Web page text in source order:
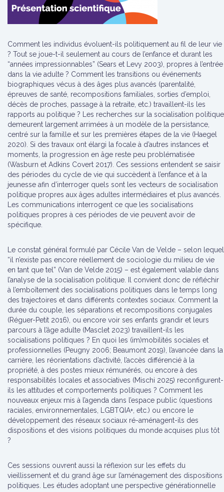
Comment les individus évoluent-ils politiquement au fil de leur vie
? Tout se joue-t-il seulement au cours de l’enfance et durant les
“années impressionnables” (Sears et Levy 2003), propres à l’entrée
dans la vie adulte ? Comment les transitions ou événements
biographiques vécus à des âges plus avancés (parentalité,
épreuves de santé, recompositions familiales, sorties d’emploi,
décès de proches, passage à la retraite, etc.) travaillent-ils les
rapports au politique ? Les recherches sur la socialisation politique
demeurent largement arrimées à un modèle de la persistance,
centré sur la famille et sur les premières étapes de la vie (Haegel
2020). Si des travaux ont élargi la focale à d’autres instances et
moments, la progression en âge reste peu problématisée
(Wasburn et Adkins Covert 2017). Ces sessions entendent se saisir
des périodes du cycle de vie qui succèdent à l’enfance et à la
jeunesse afin d’interroger quels sont les vecteurs de socialisation
politique propres aux âges adultes intermédiaires et plus avancés.
Les communications interrogent ce que les socialisations
politiques propres à ces périodes de vie peuvent avoir de
spécifique.
Le constat général formulé par Cécile Van de Velde – selon lequel
“il n’existe pas encore réellement de sociologie du milieu de vie
en tant que tel” (Van de Velde 2015) – est également valable dans
l’analyse de la socialisation politique. Il convient donc de réfléchir
à l’emboîtement des socialisations politiques dans le temps long
des trajectoires et dans différents contextes sociaux. Comment la
durée du couple, les séparations et recompositions conjugales
(Réguer-Petit 2016), ou encore voir ses enfants grandir et leurs
parcours à l’âge adulte (Masclet 2023) travaillent-ils les
socialisations politiques ? En quoi les (im)mobilités sociales et
professionnelles (Peugny 2006; Beaumont 2019), l’avancée dans la
carrière, les réorientations d’activité, l’accès différencié à la
propriété, à des postes mieux rémunérés, ou encore à des
responsabilités locales et associatives (Mischi 2025) reconfigurent-
ils les attitudes et comportements politiques ? Comment les
nouveaux enjeux mis à l’agenda dans l’espace public (questions
raciales, environnementales, LGBTQIA+, etc.) ou encore le
développement des réseaux sociaux ré-aménagent-ils des
dispositions et des visions politiques du monde acquises plus tôt
?
Ces sessions ouvrent aussi la réflexion sur les effets du
vieillissement et du grand âge sur l’aménagement des dispositions
politiques. Les études adoptant une perspective générationnelle